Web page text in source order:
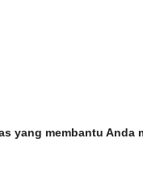
yang membantu Anda